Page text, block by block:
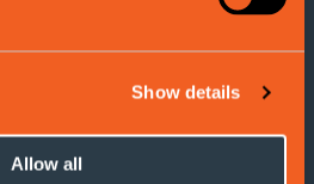
Show details
Allow all